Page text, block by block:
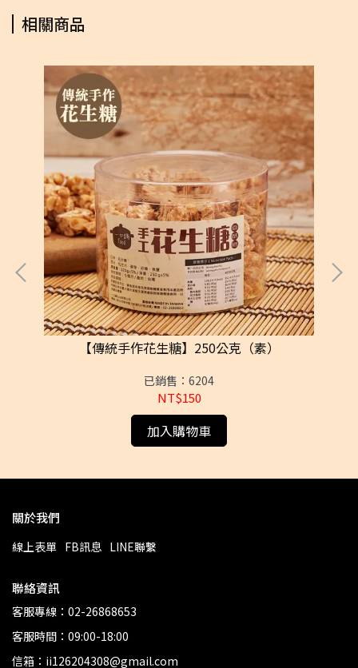
相關商品
【傳統手作花生糖】250公克（素）
已銷售：6204
NT$150
加入購物車
關於我們
線上表單 FB訊息 LINE聯繫
聯絡資訊
客服專線：02-26868653
客服時間：09:00-18:00
信箱：ii126204308@gmail.com